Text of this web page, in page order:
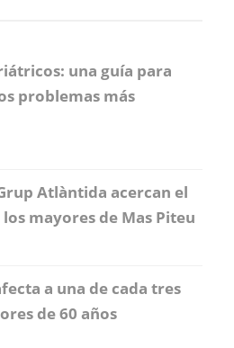
una guía para
problemas más
Atlàntida acercan el
mayores de Mas Piteu
a una de cada tres
de 60 años